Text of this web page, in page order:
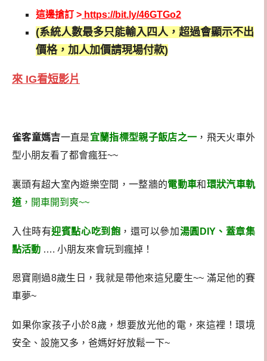
這邊搶訂 > https://bit.ly/46GTGo2
(系統人數最多只能輸入四人，超過會顯示不出
價格，加人加價請現場付款)
來 IG看短影片
雀客童媽吉一直是宜蘭指標型親子飯店之一 ，飛天火車外
型小朋友看了都會瘋狂~~
裏頭有超大室內遊樂空間，一整牆的電動車和環狀汽車軌
道 ，開車開到爽~~
入住時有迎賓點心吃到飽 ，還可以參加湯圓DIY、蓋章集
點活動 …. 小朋友來會玩到瘋掉！
恩寶剛過8歲生日，我就是帶他來這兒慶生~~ 滿足他的賽
車夢~
如果你家孩子小於8歲，想要放光他的電，來這裡！環境
安全、設施又多，爸媽好好放鬆一下~